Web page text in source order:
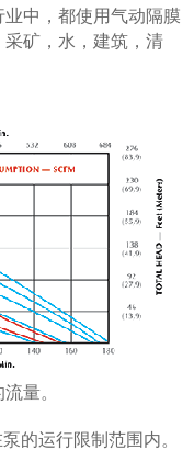
中，都使用气动隔膜
矿，水，建筑，清
量。
运行限制范围内。